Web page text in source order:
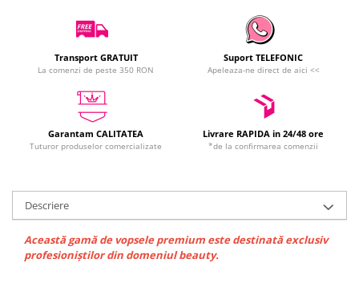
Transport GRATUIT
La comenzi de peste 350 RON
Suport TELEFONIC
Apeleaza-ne direct de aici <<
Garantam CALITATEA
Tuturor produselor comercializate
Livrare RAPIDA in 24/48 ore
*de la confirmarea comenzii
Descriere
Această gamă de vopsele premium este destinată exclusiv
profesioniștilor din domeniul beauty.